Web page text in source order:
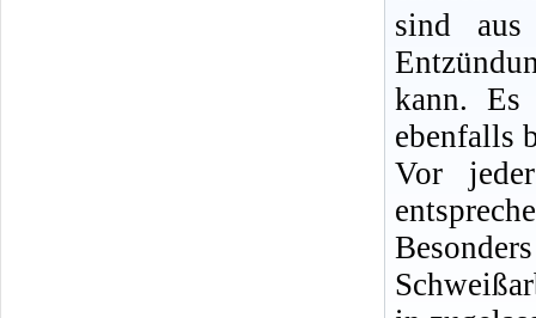
sind
kann. Es
ebenfalls
Vor